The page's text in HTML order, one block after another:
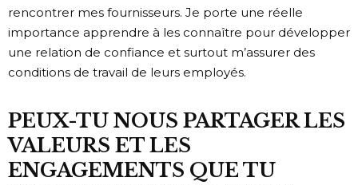
rencontrer mes fournisseurs. Je porte une réelle
importance apprendre à les connaître pour développer
une relation de confiance et surtout m’assurer des
conditions de travail de leurs employés.
PEUX-TU NOUS PARTAGER LES
VALEURS ET LES
ENGAGEMENTS QUE TU